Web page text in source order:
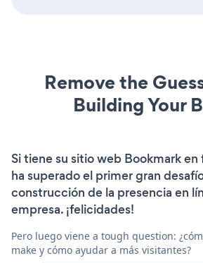
Remove the
Building Your
Si tiene su sitio web Bookmark
ha superado el primer gran
construcción de la presencia en
empresa. ¡felicidades!
Pero luego viene a tough question:
make y cómo ayudar a más visitantes?